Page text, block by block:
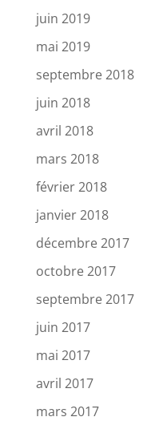
juin 2019
mai 2019
septembre 2018
juin 2018
avril 2018
mars 2018
février 2018
janvier 2018
décembre 2017
octobre 2017
septembre 2017
juin 2017
mai 2017
avril 2017
mars 2017